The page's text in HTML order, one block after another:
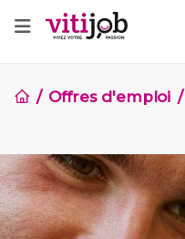
Offres d'emploi